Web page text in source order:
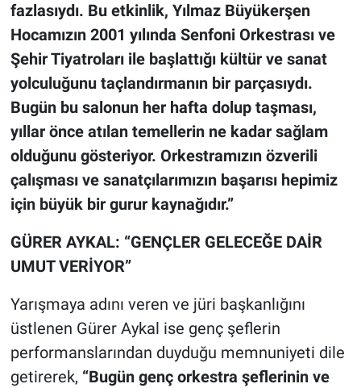
fazlasıydı. Bu etkinlik, Yılmaz Büyükerşen
Hocamızın 2001 yılında Senfoni Orkestrası ve
Şehir Tiyatroları ile başlattığı kültür ve sanat
yolculuğunu taçlandırmanın bir parçasıydı.
Bugün bu salonun her hafta dolup taşması,
yıllar önce atılan temellerin ne kadar sağlam
olduğunu gösteriyor. Orkestramızın özverili
çalışması ve sanatçılarımızın başarısı hepimiz
için büyük bir gurur kaynağıdır.”
GÜRER AYKAL: “GENÇLER GELECEĞE DAİR
UMUT VERİYOR”
Yarışmaya adını veren ve jüri başkanlığını
üstlenen Gürer Aykal ise genç şeflerin
performanslarından duyduğu memnuniyeti dile
getirerek, “Bugün genç orkestra şeflerinin ve